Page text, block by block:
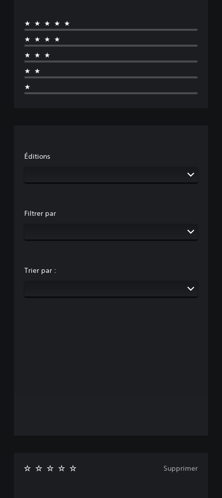
★★★★★
★★★★
★★★
★★
★
Éditions
Filtrer par
Trier par :
Supprimer